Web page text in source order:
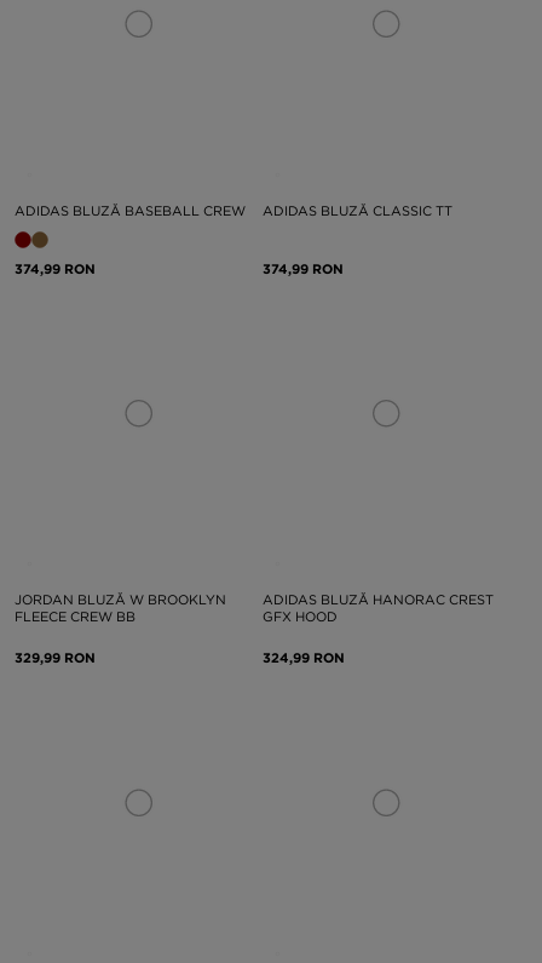
ADIDAS BLUZĂ BASEBALL CREW
374,99 RON
ADIDAS BLUZĂ CLASSIC TT
374,99 RON
JORDAN BLUZĂ W BROOKLYN
FLEECE CREW BB
329,99 RON
ADIDAS BLUZĂ HANORAC CREST
GFX HOOD
324,99 RON